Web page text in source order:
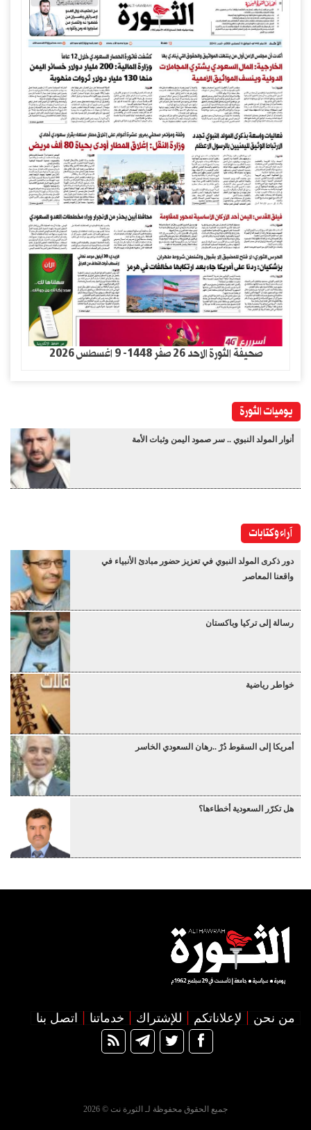
صحيفة الثورة الاحد 26 صفر 1448- 9 اغسطس 2026
يوميات الثورة
أنوار المولد النبوي .. سر صمود اليمن وثبات الأمة
آراء وكتابات
دور ذكرى المولد النبوي في تعزيز حضور مبادئ الأنبياء في
واقعنا المعاصر
رسالة إلى تركيا وباكستان
خواطر رياضية
أمريكا إلى السقوط دُرْ ..رهان السعودي الخاسر
هل تكرّر السعودية أخطاءها؟
من نحن لإعلاناتكم للإشتراك خدماتنا اتصل بنا
جميع الحقوق محفوظة لـ الثورة نت © 2026